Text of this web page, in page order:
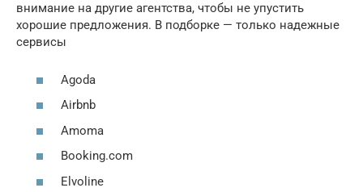
внимание на другие агентства, чтобы не упустить
хорошие предложения. В подборке — только надежные
сервисы
Agoda
Airbnb
Amoma
Booking.com
Elvoline